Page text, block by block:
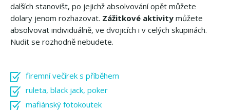
dalších stanovišt, po jejichž absolvování opět můžete
dolary jenom rozhazovat. Zážitkové aktivity můžete
absolvovat individuálně, ve dvojicích i v celých skupinách.
Nudit se rozhodně nebudete.
firemní večírek s příběhem
ruleta, black jack, poker
mafiánský fotokoutek